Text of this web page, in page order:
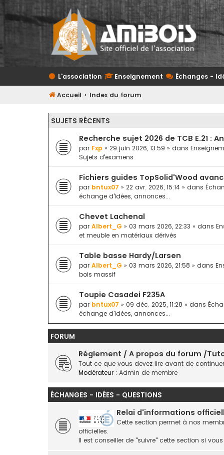
L'association Enseignement Échanges -
Accueil Index du forum
SUJETS RÉCENTS
Recherche sujet 2026 de TCB E.21 :
par Fxp » 29 juin 2026, 13:59 » dans
Sujets d'examens
Fichiers guides TopSolid'Wood
par bntux07 » 22 avr. 2026, 15:14 » dans
échange d'idées, annonces...
Chevet Lachenal
par Albert_G » 03 mars 2026, 22:33 » dans
et meuble en matériaux dérivés
Table basse Hardy/Larsen
par Albert_G » 03 mars 2026, 21:58 » dans
bois massif
Toupie Casadei F235A
par bntux07 » 09 déc. 2025, 11:28 » dans
échange d'idées, annonces...
FORUM
Réglement / A propos du forum /
Tout ce que vous devez lire avant de continuer
Modérateur : Admin de membre
ÉCHANGES - IDÉES - QUESTIONS
Relai d'informations
Cette section permet à nos
officielles.
Il est conseiller de "suivre" cette section si